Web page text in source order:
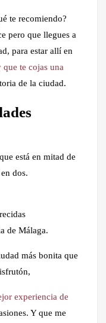
te recomiendo?
pero que llegues a
para estar allí en
que te cojas una
de la ciudad.
está en mitad de
dos.
de Málaga.
más bonita que
experiencia de
Y que me